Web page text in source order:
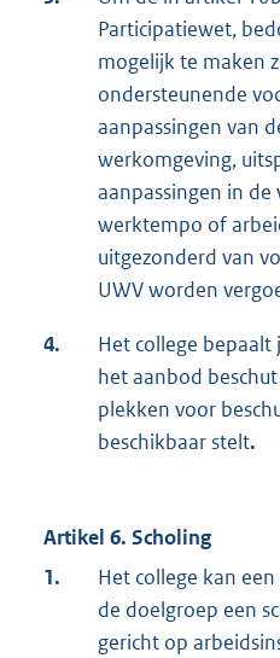
Participatiewet,
mogelijk te maken
ondersteunende
aanpassingen van
werkomgeving,
aanpassingen in
werktempo of
uitgezonderd van
UWV worden
4.
Het college bepaalt
het aanbod
plekken voor
beschikbaar stelt.
Artikel 6. Scholing
1.
Het college kan
de doelgroep een
gericht op